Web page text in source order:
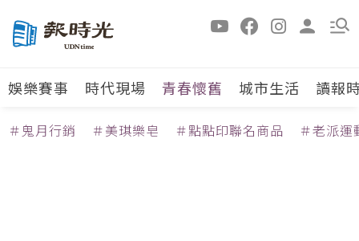
娛樂賽事 時代現場 青春懷舊 城市生活 讀報
＃鬼月行銷 ＃美琪樂皂 ＃點點印聯名商品 ＃老派運